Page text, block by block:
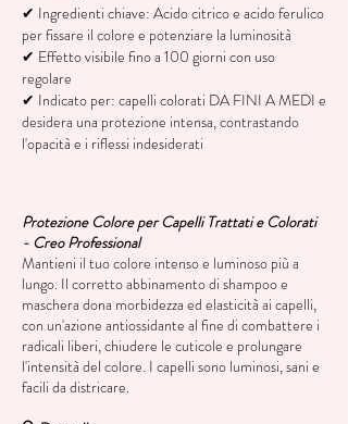
✔ Ingredienti chiave: Acido citrico e acido ferulico
per fissare il colore e potenziare la luminosità
✔ Effetto visibile fino a 100 giorni con uso
regolare
✔ Indicato per: capelli colorati DA FINI A MEDI e
desidera una protezione intensa, contrastando
l'opacità e i riflessi indesiderati
Protezione Colore per Capelli Trattati e Colorati
- Creo Professional
Mantieni il tuo colore intenso e luminoso più a
lungo. Il corretto abbinamento di shampoo e
maschera dona morbidezza ed elasticità ai capelli,
con un'azione antiossidante al fine di combattere i
radicali liberi, chiudere le cuticole e prolungare
l'intensità del colore. I capelli sono luminosi, sani e
facili da districare.​